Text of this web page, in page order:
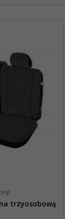
trzyosobową